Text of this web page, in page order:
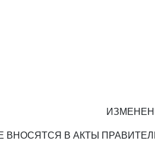
ВНОСЯТСЯ В АКТЫ